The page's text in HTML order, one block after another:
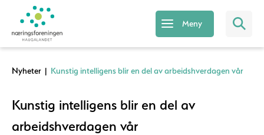
Meny
Nyheter | Kunstig intelligens blir en del av arbeidshverdagen vår
Kunstig intelligens blir en del av
arbeidshverdagen vår